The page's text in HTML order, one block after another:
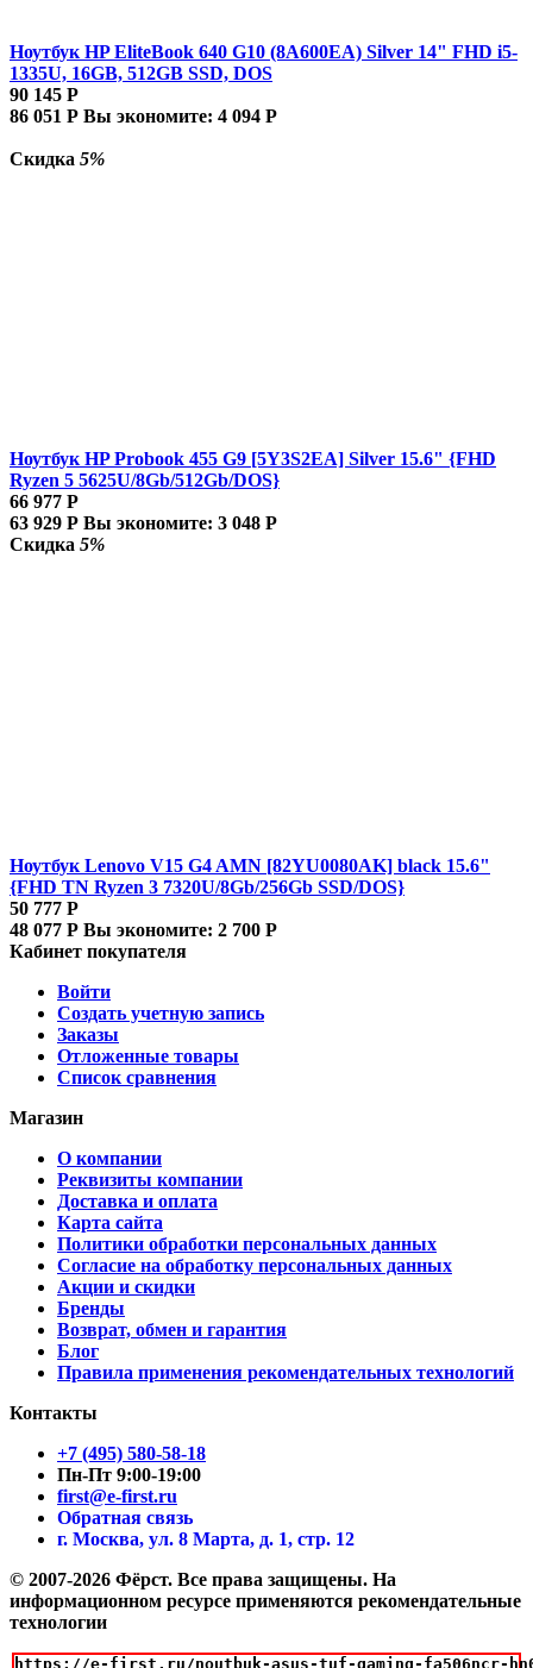
Ноутбук HP EliteBook 640 G10 (8A600EA) Silver 14" FHD i5-
1335U, 16GB, 512GB SSD, DOS
90 145 Р
86 051 Р Вы экономите: 4 094 Р
Скидка 5%
Ноутбук HP Probook 455 G9 [5Y3S2EA] Silver 15.6" {FHD
Ryzen 5 5625U/8Gb/512Gb/DOS}
66 977 Р
63 929 Р Вы экономите: 3 048 Р
Скидка 5%
Ноутбук Lenovo V15 G4 AMN [82YU0080AK] black 15.6"
{FHD TN Ryzen 3 7320U/8Gb/256Gb SSD/DOS}
50 777 Р
48 077 Р Вы экономите: 2 700 Р
Кабинет покупателя
Войти
Создать учетную запись
Заказы
Отложенные товары
Список сравнения
Магазин
О компании
Реквизиты компании
Доставка и оплата
Карта сайта
Политики обработки персональных данных
Согласие на обработку персональных данных
Акции и скидки
Бренды
Возврат, обмен и гарантия
Блог
Правила применения рекомендательных технологий
Контакты
+7 (495) 580-58-18
Пн-Пт 9:00-19:00
first@e-first.ru
Обратная связь
г. Москва, ул. 8 Марта, д. 1, стр. 12
© 2007-2026 Фёрст. Все права защищены. На
информационном ресурсе применяются рекомендательные
технологии
https://e-first.ru/noutbuk-asus-tuf-gaming-fa506ncr-